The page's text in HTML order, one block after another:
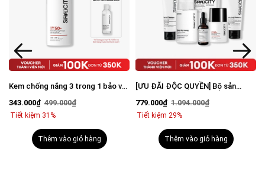
Kem chống nắng 3 trong 1 bảo vệ
với SPF 50+ PA++++
343.000₫ 499.000₫
Tiết kiệm 31%
Thêm vào giỏ hàng
[ƯU ĐÃI ĐỘC QUYỀN] Bộ sản
cho nam
779.000₫ 1.094.000₫
Tiết kiệm 29%
Thêm vào giỏ hàng